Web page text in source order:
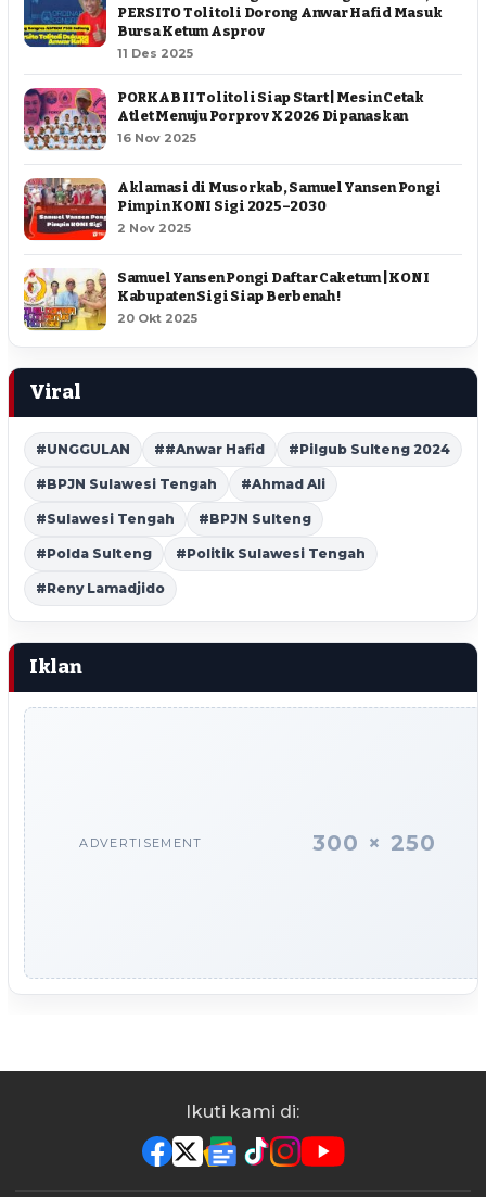
PERSITO Tolitoli Dorong Anwar Hafid Masuk
Bursa Ketum Asprov
11 Des 2025
PORKAB II Tolitoli Siap Start | Mesin Cetak
Atlet Menuju Porprov X 2026 Dipanaskan
16 Nov 2025
Aklamasi di Musorkab, Samuel Yansen Pongi
Pimpin KONI Sigi 2025–2030
2 Nov 2025
Samuel Yansen Pongi Daftar Caketum | KONI
Kabupaten Sigi Siap Berbenah !
20 Okt 2025
Viral
#UNGGULAN ##Anwar Hafid #Pilgub Sulteng 2024
#BPJN Sulawesi Tengah #Ahmad Ali
#Sulawesi Tengah #BPJN Sulteng
#Polda Sulteng #Politik Sulawesi Tengah
#Reny Lamadjido
Iklan
ADVERTISEMENT 300 × 250
Ikuti kami di: